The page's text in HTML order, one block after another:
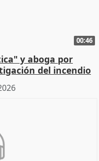
00:46
y aboga por
del incendio